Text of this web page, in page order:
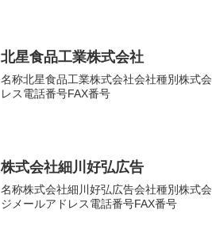
北星食品工業株式会社
名称北星食品工業株式会社会社種別株式
レス電話番号FAX番号
株式会社細川好弘広告
名称株式会社細川好弘広告会社種別株式
ジメールアドレス電話番号FAX番号